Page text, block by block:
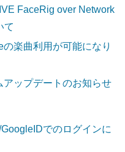
FaceRig over Network
て
の楽曲利用が可能になり
アップデートのお知らせ
でのログインに